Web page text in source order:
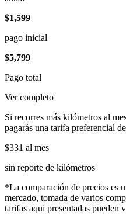
$1,599
pago inicial
$5,799
Pago total
Ver completo
Si recorres más kilómetros al
pagarás una tarifa preferencial de
$331 al mes
sin reporte de kilómetros
*La comparación de precios es
mercado, tomada de varios
tarifas aqui presentadas pueden